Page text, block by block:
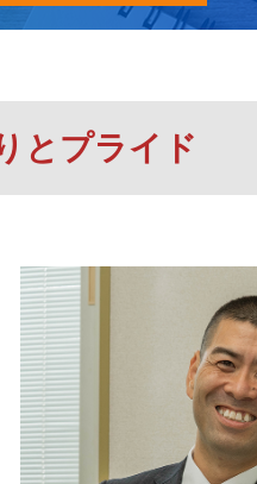
とプライド